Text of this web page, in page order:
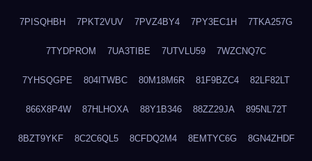
7PISQHBH 7PKT2VUV 7PVZ4BY4 7PY3EC1H 7TKA257G
7TYDPROM 7UA3TIBE 7UTVLU59 7WZCNQ7C
7YHSQGPE 804ITWBC 80M18M6R 81F9BZC4 82LF82LT
866X8P4W 87HLHOXA 88Y1B346 88ZZ29JA 895NL72T
8BZT9YKF 8C2C6QL5 8CFDQ2M4 8EMTYC6G 8GN4ZHDF